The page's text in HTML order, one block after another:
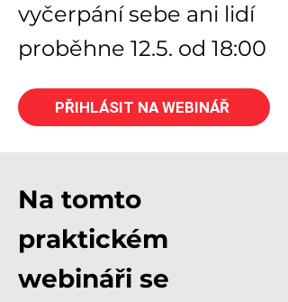
vyčerpání sebe ani lidí
proběhne 12.5. od 18:00
PŘIHLÁSIT NA WEBINÁŘ
Na tomto
praktickém
webináři se